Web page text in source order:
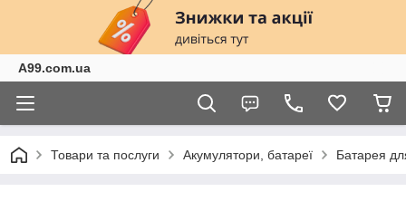
A99.com.ua
Товари та послуги Акумулятори, батареї Батарея